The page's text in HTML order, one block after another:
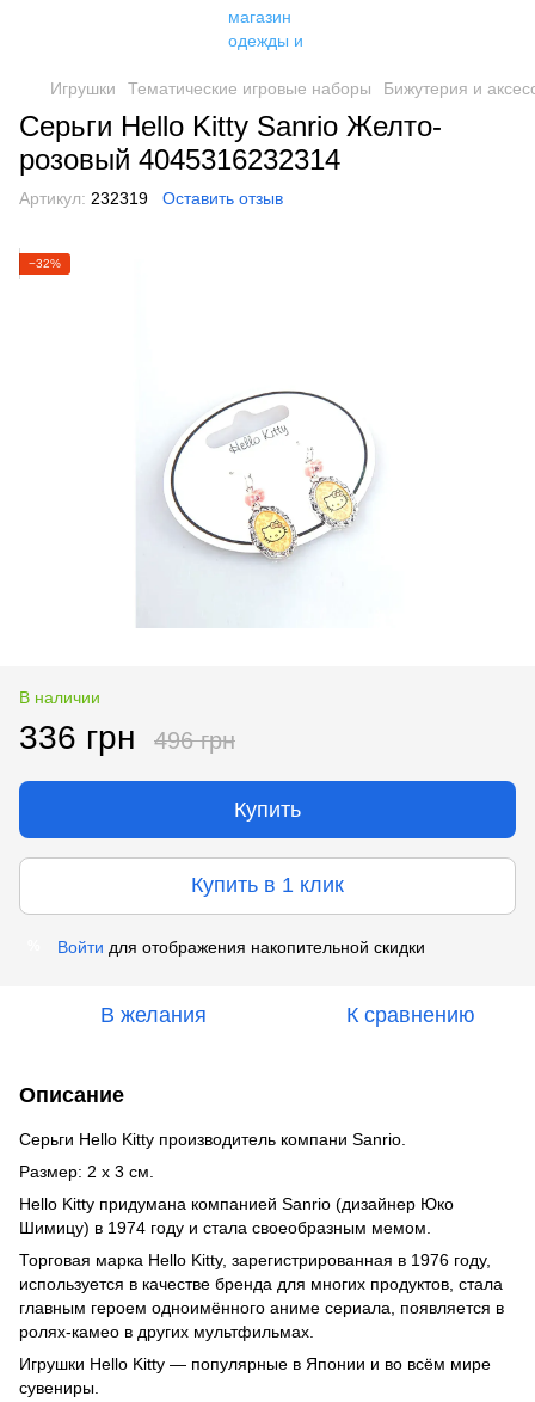
Игрушки Тематические игровые наборы Бижутерия и
Серьги Hello Kitty Sanrio Желто-
розовый 4045316232314
Артикул: 232319 Оставить отзыв
−32%
В наличии
336 грн 496 грн
Купить
Купить в 1 клик
Войти для отображения накопительной скидки
В желания К сравнению
Описание
Серьги Hello Kitty производитель компани Sanrio.
Размер: 2 x 3 см.
Hello Kitty придумана компанией Sanrio (дизайнер Юко
Шимицу) в 1974 году и стала своеобразным мемом.
Торговая марка Hello Kitty, зарегистрированная в 1976 году,
используется в качестве бренда для многих продуктов, стала
главным героем одноимённого аниме сериала, появляется в
ролях-камео в других мультфильмах.
Игрушки Hello Kitty — популярные в Японии и во всём мире
сувениры.